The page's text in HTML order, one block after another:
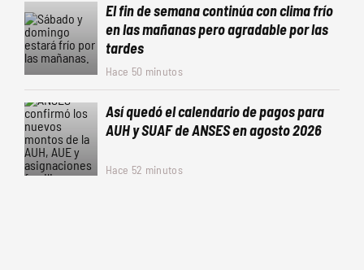
El fin de semana continúa con clima frío
en las mañanas pero agradable por las
tardes
Hace 50 minutos
Así quedó el calendario de pagos para
AUH y SUAF de ANSES en agosto 2026
Hace 52 minutos